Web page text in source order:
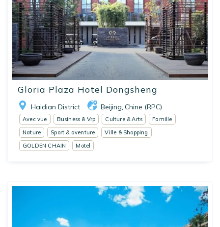
Gloria Plaza Hotel Dongsheng
Haidian District Beijing, Chine (RPC)
Avec vue Business & Vrp Culture & Arts
Famille
Nature
Sport & aventure
Ville & Shopping
GOLDEN CHAIN
Motel